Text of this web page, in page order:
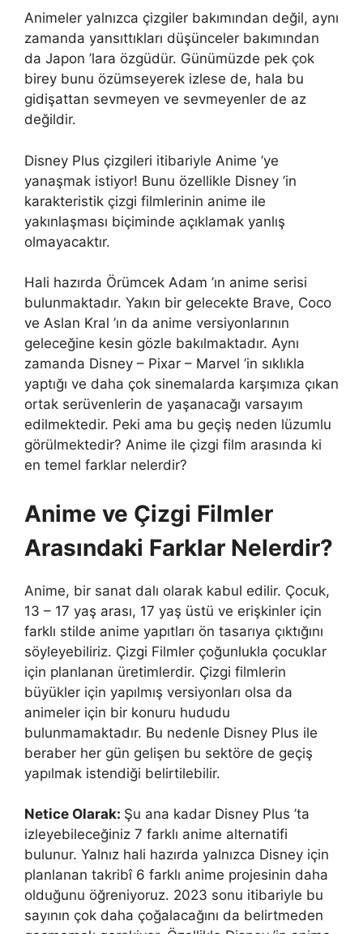
Animeler yalnızca çizgiler bakımından değil, aynı
zamanda yansıttıkları düşünceler bakımından
da Japon ’lara özgüdür. Günümüzde pek çok
birey bunu özümseyerek izlese de, hala bu
gidişattan sevmeyen ve sevmeyenler de az
değildir.
Disney Plus çizgileri itibariyle Anime ’ye
yanaşmak istiyor! Bunu özellikle Disney ’in
karakteristik çizgi filmlerinin anime ile
yakınlaşması biçiminde açıklamak yanlış
olmayacaktır.
Hali hazırda Örümcek Adam ’ın anime serisi
bulunmaktadır. Yakın bir gelecekte Brave, Coco
ve Aslan Kral ’ın da anime versiyonlarının
geleceğine kesin gözle bakılmaktadır. Aynı
zamanda Disney – Pixar – Marvel ’in sıklıkla
yaptığı ve daha çok sinemalarda karşımıza çıkan
ortak serüvenlerin de yaşanacağı varsayım
edilmektedir. Peki ama bu geçiş neden lüzumlu
görülmektedir? Anime ile çizgi film arasında ki
en temel farklar nelerdir?
Anime ve Çizgi Filmler
Arasındaki Farklar Nelerdir?
Anime, bir sanat dalı olarak kabul edilir. Çocuk,
13 – 17 yaş arası, 17 yaş üstü ve erişkinler için
farklı stilde anime yapıtları ön tasarıya çıktığını
söyleyebiliriz. Çizgi Filmler çoğunlukla çocuklar
için planlanan üretimlerdir. Çizgi filmlerin
büyükler için yapılmış versiyonları olsa da
animeler için bir konuru hududu
bulunmamaktadır. Bu nedenle Disney Plus ile
beraber her gün gelişen bu sektöre de geçiş
yapılmak istendiği belirtilebilir.
Netice Olarak: Şu ana kadar Disney Plus ’ta
izleyebileceğiniz 7 farklı anime alternatifi
bulunur. Yalnız hali hazırda yalnızca Disney için
planlanan takribî 6 farklı anime projesinin daha
olduğunu öğreniyoruz. 2023 sonu itibariyle bu
sayının çok daha çoğalacağını da belirtmeden